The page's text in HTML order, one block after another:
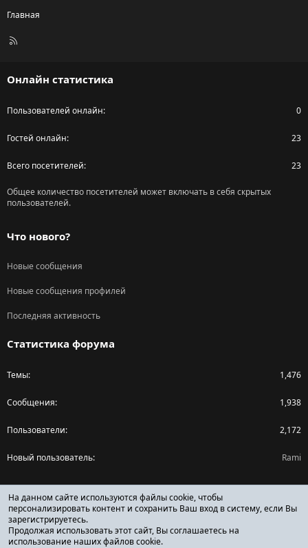
Главная
R
Онлайн статистика
Пользователей онлайн 0
Гостей онлайн 23
Всего посетителей 23
Общее количество посетителей может включать в себя скрытых
пользователей.
Что нового?
Новые сообщения
Новые сообщения профилей
Последняя активность
Статистика форума
Темы 1,476
Сообщения 1,938
Пользователи 2,172
Новый пользователь Rami
Поделиться страницей
Facebook
X (Twitter)
Reddit
На данном сайте используются файлы cookie, чтобы
персонализировать контент и сохранить Ваш вход в систему, если Вы
зарегистрируетесь.
Продолжая использовать этот сайт, Вы соглашаетесь на
использование наших файлов cookie.